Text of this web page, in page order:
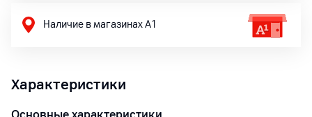
Наличие в магазинах А1
Характеристики